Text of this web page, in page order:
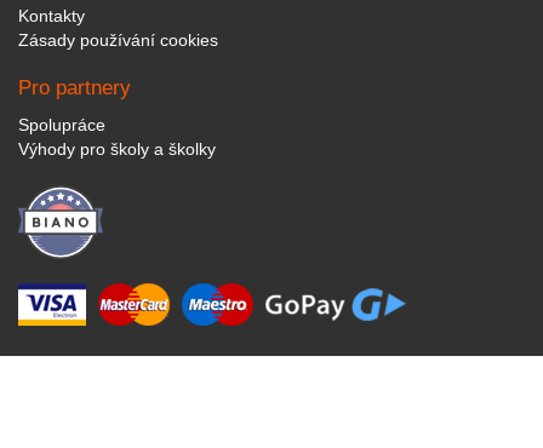
Kontakty
Zásady používání cookies
Pro partnery
Spolupráce
Výhody pro školy a školky